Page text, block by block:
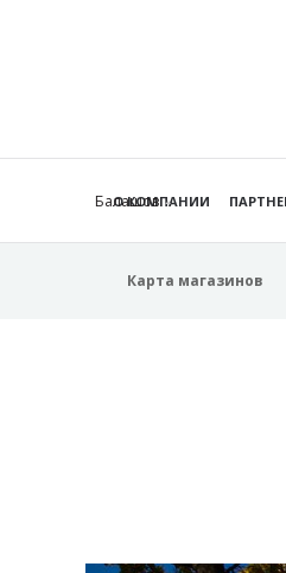
Балашов
О КОМПАНИИ
Карта магазинов